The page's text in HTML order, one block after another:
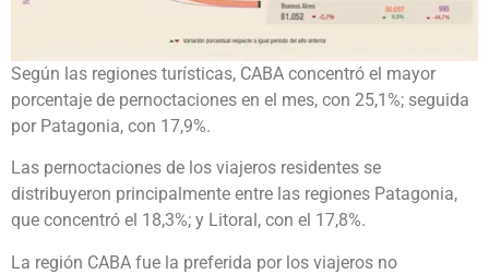
Según las regiones turísticas, CABA concentró el mayor
porcentaje de pernoctaciones en el mes, con 25,1%; seguida
por Patagonia, con 17,9%.
Las pernoctaciones de los viajeros residentes se
distribuyeron principalmente entre las regiones Patagonia,
que concentró el 18,3%; y Litoral, con el 17,8%.
La región CABA fue la preferida por los viajeros no